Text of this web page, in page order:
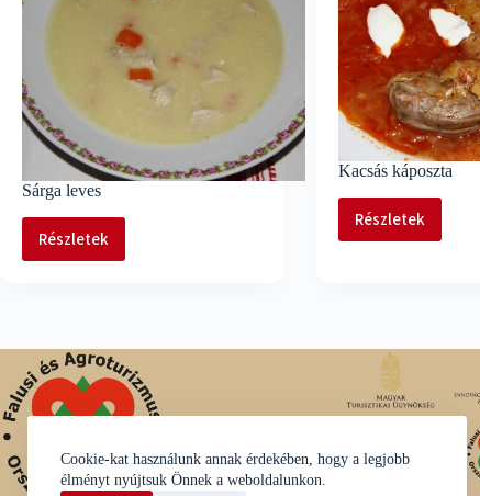
Cookie-kat használunk annak érdekében, hogy a legjobb
élményt nyújtsuk Önnek a weboldalunkon.
Sárga leves
Részletek
Sárga
Kacsás káposzta
Részletek
Kacsás